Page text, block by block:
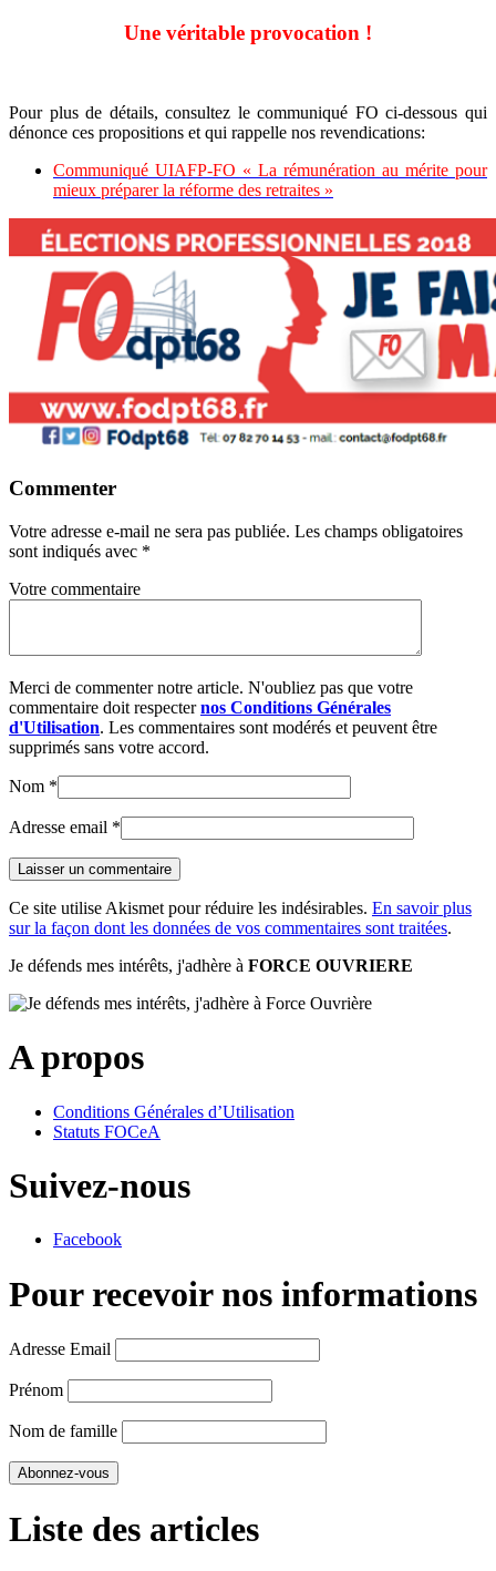
Une véritable provocation !
Pour plus de détails, consultez le communiqué FO ci-dessous qui
dénonce ces propositions et qui rappelle nos revendications:
Communiqué UIAFP-FO « La rémunération au mérite pour
mieux préparer la réforme des retraites »
Commenter
Votre adresse e-mail ne sera pas publiée. Les champs obligatoires
sont indiqués avec *
Votre commentaire
Merci de commenter notre article. N'oubliez pas que votre
commentaire doit respecternos Conditions Générales
d'Utilisation. Les commentaires sont modérés et peuvent être
supprimés sans votre accord.
Nom *
Adresse email *
Ce site utilise Akismet pour réduire les indésirables. En savoir plus
sur la façon dont les données de vos commentaires sont traitées.
Je défends mes intérêts, j'adhère à FORCE OUVRIERE
A propos
Conditions Générales d’Utilisation
Statuts FOCeA
Suivez-nous
Facebook
Pour recevoir nos informations
Adresse Email
Prénom
Nom de famille
Liste des articles